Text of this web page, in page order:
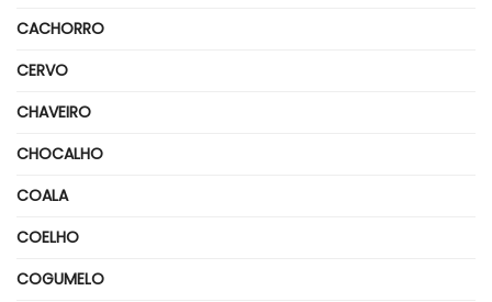
CACHORRO
CERVO
CHAVEIRO
CHOCALHO
COALA
COELHO
COGUMELO